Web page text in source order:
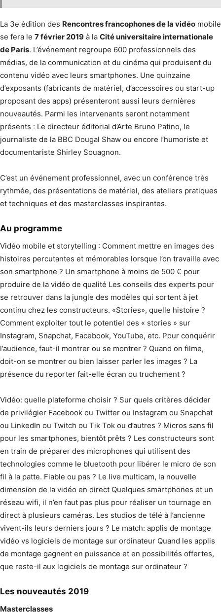
La 3e édition des Rencontres francophones de la vidéo mobile
se fera le 7 février 2019 à la Cité universitaire internationale
de Paris. L’événement regroupe 600 professionnels des
médias, de la communication et du cinéma qui produisent du
contenu vidéo avec leurs smartphones. Une quinzaine
d’exposants (fabricants de matériel, d’accessoires ou start-up
proposant des apps) présenteront aussi leurs dernières
nouveautés. Parmi les intervenants seront notamment
présents : Le directeur éditorial d’Arte Bruno Patino, le
journaliste de la BBC Dougal Shaw ou encore l’humoriste et
documentariste Shirley Souagnon.
C’est un événement professionnel, avec un conférence très
rythmée, des présentations de matériel, des ateliers pratiques
et techniques et des masterclasses inspirantes.
Au programme
Vidéo mobile et storytelling : Comment mettre en images des
histoires percutantes et mémorables lorsque l’on travaille avec
son smartphone ? Un smartphone à moins de 500 € pour
produire de la vidéo de qualité Les conseils des experts pour
se retrouver dans la jungle des modèles qui sortent à jet
continu chez les constructeurs. «Stories», quelle histoire ?
Comment exploiter tout le potentiel des « stories » sur
Instagram, Snapchat, Facebook, YouTube, etc. Pour conquérir
l’audience, faut-il montrer ou se montrer ? Quand on filme,
doit-on se montrer ou bien laisser parler les images ? La
présence du reporter fait-elle écran ou truchement ?
Vidéo: quelle plateforme choisir ? Sur quels critères décider
de privilégier Facebook ou Twitter ou Instagram ou Snapchat
ou LinkedIn ou Twitch ou Tik Tok ou d’autres ? Micros sans fil
pour les smartphones, bientôt prêts ? Les constructeurs sont
en train de préparer des microphones qui utilisent des
technologies comme le bluetooth pour libérer le micro de son
fil à la patte. Fiable ou pas ? Le live multicam, la nouvelle
dimension de la vidéo en direct Quelques smartphones et un
réseau wifi, il n’en faut pas plus pour réaliser un tournage en
direct à plusieurs caméras. Les studios de télé à l’ancienne
vivent-ils leurs derniers jours ? Le match: applis de montage
vidéo vs logiciels de montage sur ordinateur Quand les applis
de montage gagnent en puissance et en possibilités offertes,
que reste-il aux logiciels de montage sur ordinateur ?
Les nouveautés 2019
Masterclasses